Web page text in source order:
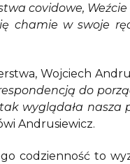
covidowe,
chamie w swoje
Wojciech
do
wyglądała nasza
Andrusiewicz.
codzienność to